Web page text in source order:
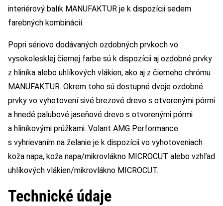
interiérový balík MANUFAKTUR je k dispozícii sedem
farebných kombinácií.
Popri sériovo dodávaných ozdobných prvkoch vo
vysokolesklej čiernej farbe sú k dispozícii aj ozdobné prvky
z hliníka alebo uhlíkových vlákien, ako aj z čierneho chrómu
MANUFAKTUR. Okrem toho sú dostupné dvoje ozdobné
prvky vo vyhotovení sivé brezové drevo s otvorenými pórmi
a hnedé palubové jaseňové drevo s otvorenými pórmi
a hliníkovými prúžkami. Volant AMG Performance
s vyhrievaním na želanie je k dispozícii vo vyhotoveniach
koža napa, koža napa/mikrovlákno MICROCUT alebo vzhľad
uhlíkových vlákien/mikrovlákno MICROCUT.
Technické údaje